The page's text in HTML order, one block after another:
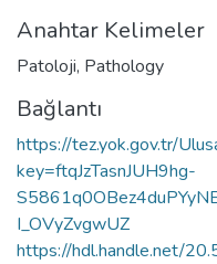
Anahtar Kelimeler
Patoloji, Pathology
Bağlantı
https://tez.yok.gov.tr/
key=ftqJzTasnJUH9hg-
I_OVyZvgwUZ
https://hdl.handle.net/